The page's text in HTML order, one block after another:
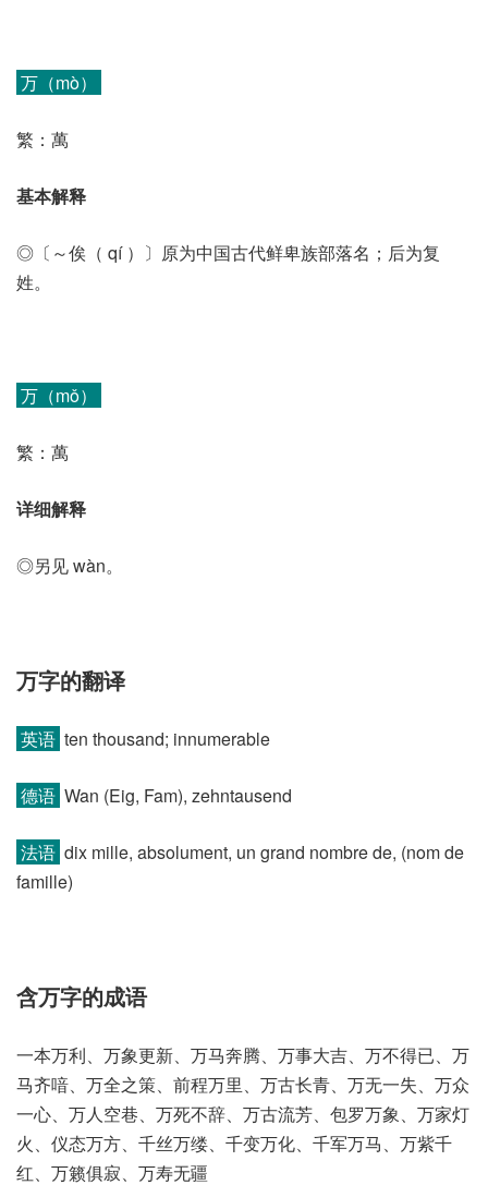
万（mò）
繁：萬
基本解释
◎〔～俟（ qí ）〕原为中国古代鲜卑族部落名；后为复
姓。
万（mǒ）
繁：萬
详细解释
◎另见 wàn。
万字的翻译
英语 ten thousand; innumerable
德语 Wan (Eig, Fam)​, zehntausend
法语 dix mille, absolument, un grand nombre de, (nom de
famille)​
含万字的成语
一本万利、万象更新、万马奔腾、万事大吉、万不得已、万
马齐喑、万全之策、前程万里、万古长青、万无一失、万众
一心、万人空巷、万死不辞、万古流芳、包罗万象、万家灯
火、仪态万方、千丝万缕、千变万化、千军万马、万紫千
红、万籁俱寂、万寿无疆